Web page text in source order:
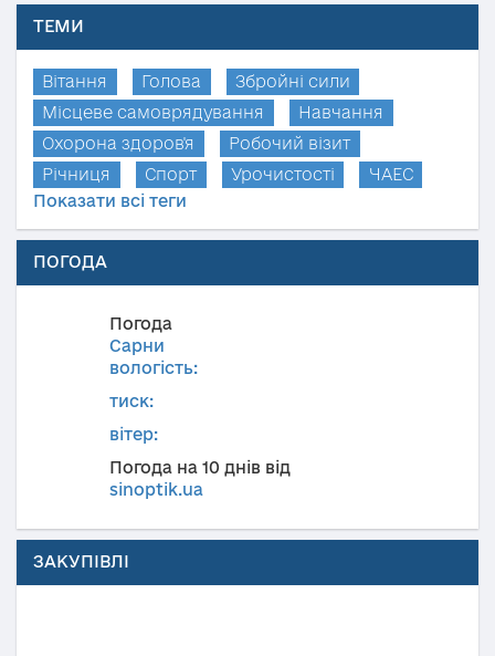
ТЕМИ
Вітання Голова
Збройні сили
Місцеве самоврядування
Навчання
Охорона здоров'я
Робочий візит
Річниця
Спорт Урочистості
ЧАЕС
Показати всі теги
ПОГОДА
Погода
Сарни
вологість:
тиск:
вітер:
Погода на 10 днів від
sinoptik.ua
ЗАКУПІВЛІ